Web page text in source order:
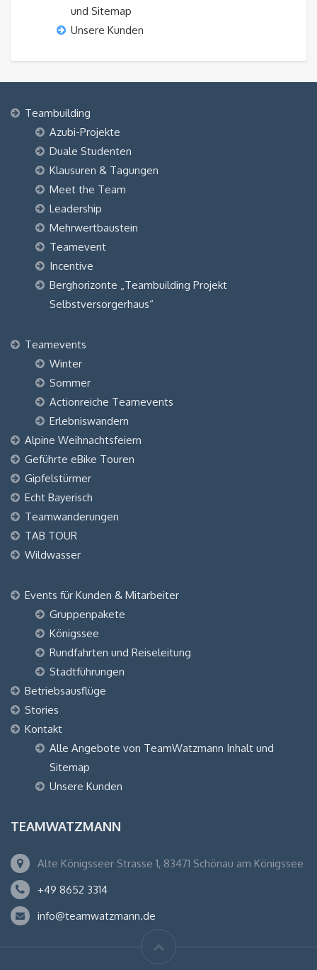
und Sitemap
Unsere Kunden
Teambuilding
Azubi-Projekte
Duale Studenten
Klausuren & Tagungen
Meet the Team
Leadership
Mehrwertbaustein
Teamevent
Incentive
Berghorizonte „Teambuilding Projekt
Selbstversorgerhaus“
Teamevents
Winter
Sommer
Actionreiche Teamevents
Erlebniswandern
Alpine Weihnachtsfeiern
Geführte eBike Touren
Gipfelstürmer
Echt Bayerisch
Teamwanderungen
TAB TOUR
Wildwasser
Events für Kunden & Mitarbeiter
Gruppenpakete
Königssee
Rundfahrten und Reiseleitung
Stadtführungen
Betriebsausflüge
Stories
Kontakt
Alle Angebote von TeamWatzmann Inhalt und
Sitemap
Unsere Kunden
TEAMWATZMANN
Alte Königsseer Strasse 1, 83471 Schönau am Königssee
+49 8652 3314
info@teamwatzmann.de